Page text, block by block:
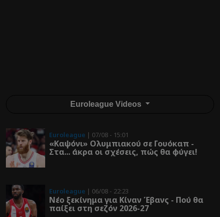
Euroleague Videos
Euroleague | 07/08 - 15:01
«Καψόνι» Ολυμπιακού σε Γουόκαπ -
Στα... άκρα οι σχέσεις, πώς θα φύγει!
Euroleague | 06/08 - 22:23
Νέο ξεκίνημα για Κίναν Έβανς - Πού θα
παίξει στη σεζόν 2026-27